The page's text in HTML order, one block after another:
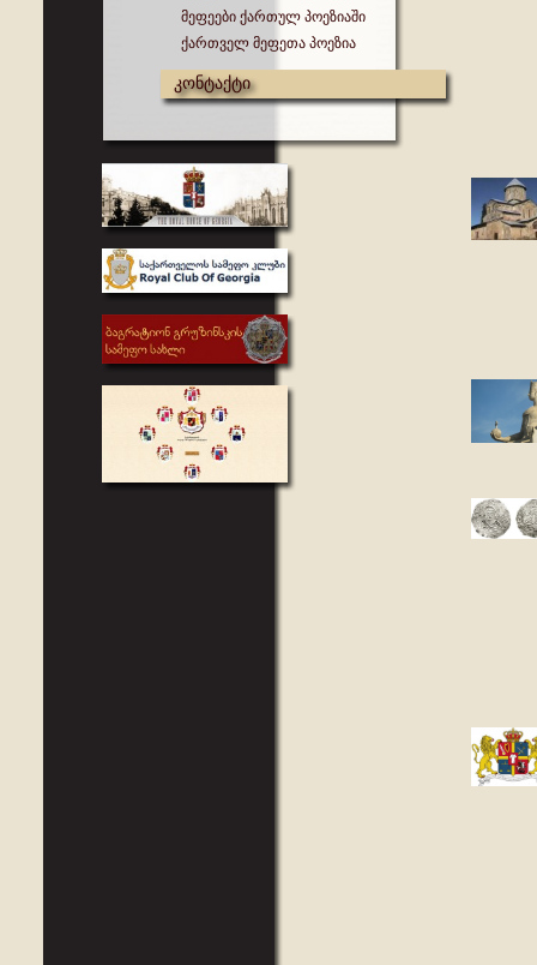
მეფეები ქართულ პოეზიაში
ქართველ მეფეთა პოეზია
კონტაქტი